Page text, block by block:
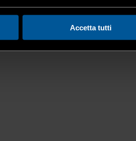
Accetta tutti